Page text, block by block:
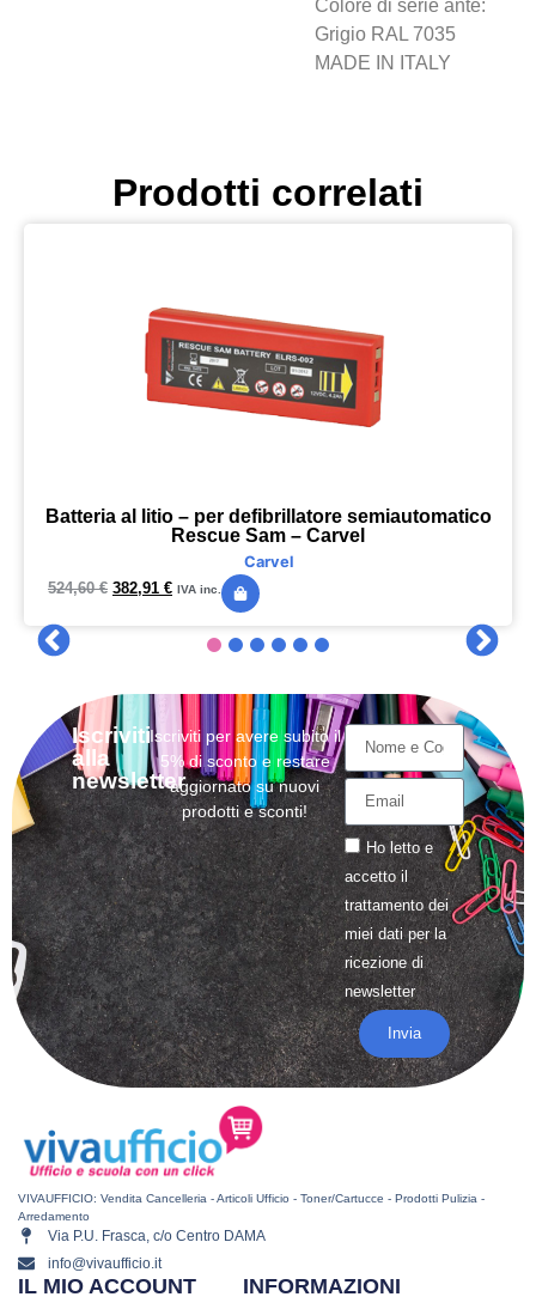
Colore di serie ante:
Grigio RAL 7035
MADE IN ITALY
Prodotti correlati
Batteria al litio – per defibrillatore semiautomatico
Rescue Sam – Carvel
Carvel
524,60€ 382,91 € IVA inc.
Iscriviti
alla
newsletter
Iscriviti per avere subito il
5% di sconto e restare
aggiornato su nuovi
prodotti e sconti!
Ho letto e
accetto il
trattamentodei
miei dati per la
ricezione di
newsletter
Invia
VIVAUFFICIO: Vendita Cancelleria - Articoli Ufficio - Toner/Cartucce - Prodotti Pulizia -
Arredamento
Via P.U. Frasca, c/o Centro DAMA
info@vivaufficio.it
INFORMAZIONI
IL MIO ACCOUNT